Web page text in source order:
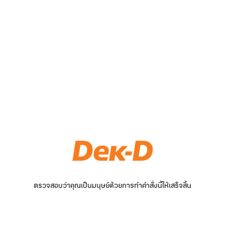
ตรวจสอบว่าคุณเป็นมนุษย์ด้วยการทำคำสั่งนี้ให้เสร็จสิ้น